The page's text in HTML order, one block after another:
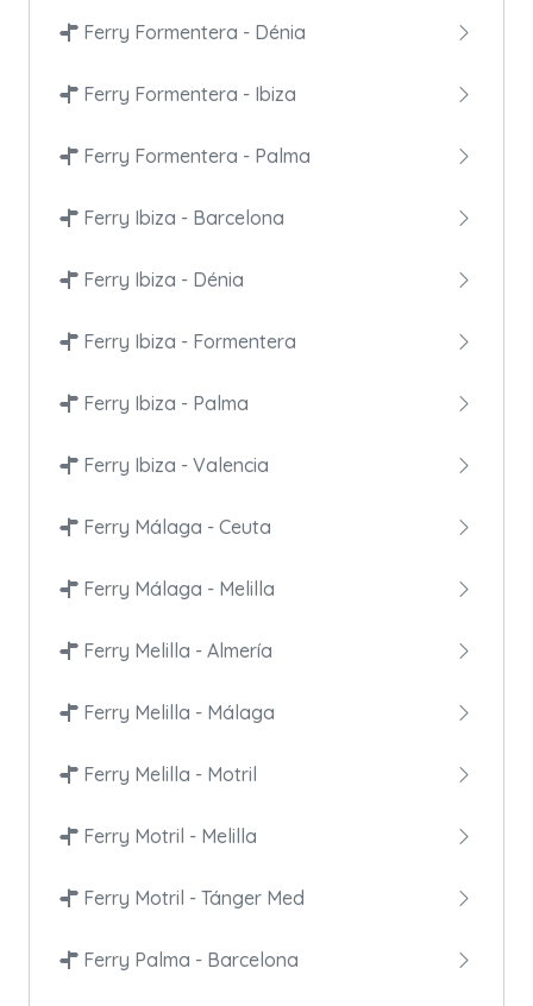
Ferry Formentera - Dénia
Ferry Formentera - Ibiza
Ferry Formentera - Palma
Ferry Ibiza - Barcelona
Ferry Ibiza - Dénia
Ferry Ibiza - Formentera
Ferry Ibiza - Palma
Ferry Ibiza - Valencia
Ferry Málaga - Ceuta
Ferry Málaga - Melilla
Ferry Melilla - Almería
Ferry Melilla - Málaga
Ferry Melilla - Motril
Ferry Motril - Melilla
Ferry Motril - Tánger Med
Ferry Palma - Barcelona